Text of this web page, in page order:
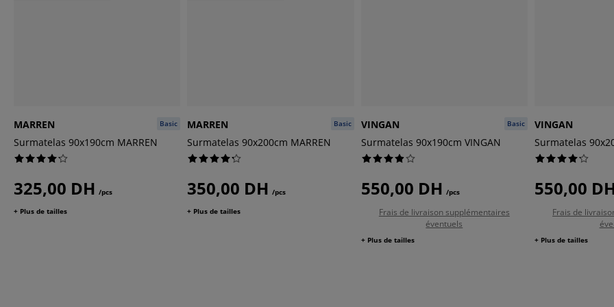
Basic
MARREN
Surmatelas 90x190cm MARREN
325,00 DH /pcs
+ Plus de tailles
Basic
MARREN
Surmatelas 90x200cm MARREN
350,00 DH /pcs
+ Plus de tailles
Basic
VINGAN
Surmatelas 90x190cm VINGAN
550,00 DH /pcs
Frais de livraison supplémentaires
éventuels
+ Plus de tailles
VINGAN
Surmatelas
550,00
Frais de
+ Plus de tailles